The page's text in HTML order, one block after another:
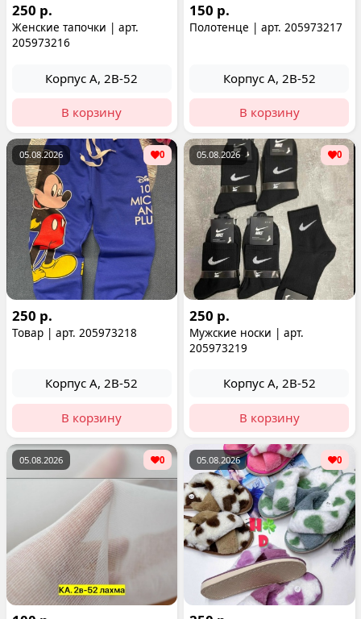
250 р.
Женские тапочки | арт.
205973216
Корпус А, 2В-52
В корзину
150 р.
Полотенце | арт. 205973217
Корпус А, 2В-52
В корзину
05.08.2026 0
250 р.
Товар | арт. 205973218
Корпус А, 2В-52
В корзину
05.08.2026 0
250 р.
Мужские носки | арт.
205973219
Корпус А, 2В-52
В корзину
05.08.2026 0 05.08.2026 0